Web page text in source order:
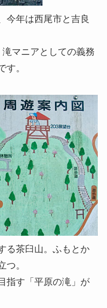
今年は西尾市と吉良
マニアとしての義務
す。
る茶臼山。ふもとか
つ。
指す「平原の滝」が